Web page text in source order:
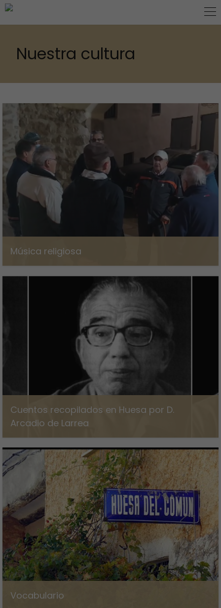
Nuestra cultura
Música religiosa
12 de marzo de 2024
Cuentos recopilados en Huesa por D.
Arcadio de Larrea
12 de marzo de 2024
Vocabulario